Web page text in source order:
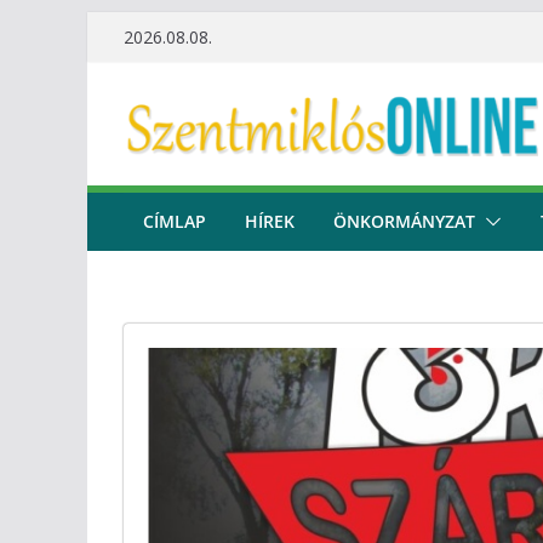
2026.08.08.
CÍMLAP HÍREK ÖNKORMÁNYZAT